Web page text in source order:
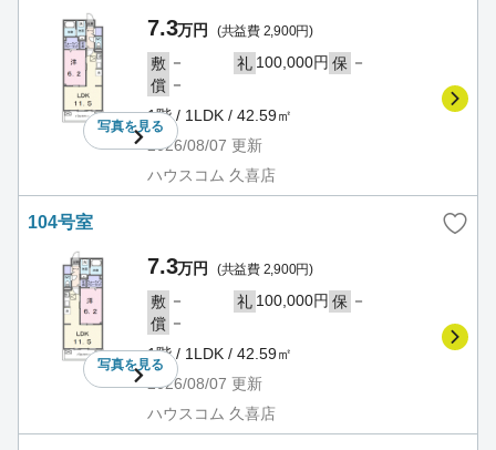
写真を見る
7.3万円 (共益費 2,900円)
敷 － 礼 100,000円 保 －
償 －
1階 / 1LDK / 42.59㎡
2026/08/07 更新
ハウスコム 久喜店
104号室
写真を見る
7.3万円 (共益費 2,900円)
敷 － 礼 100,000円 保 －
償 －
1階 / 1LDK / 42.59㎡
2026/08/07 更新
ハウスコム 久喜店